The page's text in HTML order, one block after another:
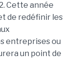
Cette année
de redéfinir les
entreprises ou
un point de